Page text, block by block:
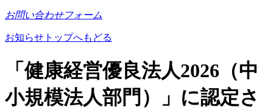
お問い合わせフォーム
お知らせトップへもどる
「健康経営優良法人2026（中
小規模法人部門）」に認定さ